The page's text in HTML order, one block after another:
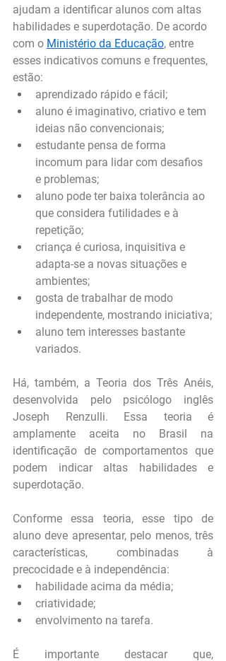
ajudam a identificar alunos com altas
habilidades e superdotação. De acordo
com o Ministério da Educação, entre
esses indicativos comuns e frequentes,
estão:
aprendizado rápido e fácil;
aluno é imaginativo, criativo e tem
ideias não convencionais;
estudante pensa de forma
incomum para lidar com desafios
e problemas;
aluno pode ter baixa tolerância ao
que considera futilidades e à
repetição;
criança é curiosa, inquisitiva e
adapta-se a novas situações e
ambientes;
gosta de trabalhar de modo
independente, mostrando iniciativa;
aluno tem interesses bastante
variados.
Há, também, a Teoria dos Três Anéis,
desenvolvida pelo psicólogo inglês
Joseph Renzulli. Essa teoria é
amplamente aceita no Brasil na
identificação de comportamentos que
podem indicar altas habilidades e
superdotação.
Conforme essa teoria, esse tipo de
aluno deve apresentar, pelo menos, três
características, combinadas à
precocidade e à independência:
habilidade acima da média;
criatividade;
envolvimento na tarefa.
É importante destacar que,